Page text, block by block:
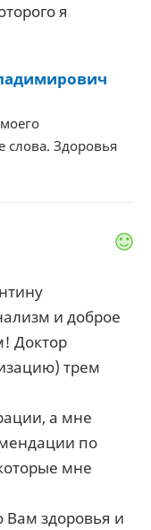
я
слова. Здоровья
и доброе
Доктор
трем
а мне
по
мне
Вам здоровья и